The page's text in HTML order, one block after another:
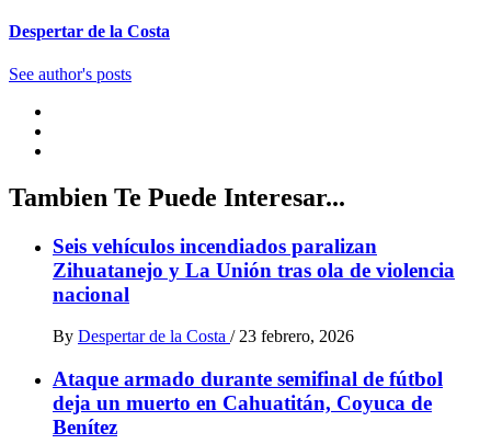
Despertar de la Costa
See author's posts
Tambien Te Puede Interesar...
Seis vehículos incendiados paralizan
Zihuatanejo y La Unión tras ola de violencia
nacional
By Despertar de la Costa / 23 febrero, 2026
Ataque armado durante semifinal de fútbol
deja un muerto en Cahuatitán, Coyuca de
Benítez